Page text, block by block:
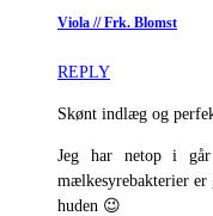
Viola // Frk. Blomst
REPLY
Skønt indlæg og
Jeg har netop i
mælkesyrebakterier
huden 😉